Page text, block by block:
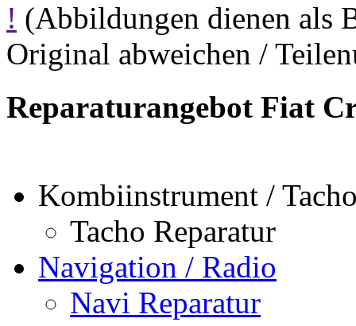
! (Abbildungen dienen als
Original abweichen /
Reparaturangebot Fiat
Kombiinstrument /
Tacho Reparatur
Navigation / Radio
Navi Reparatur